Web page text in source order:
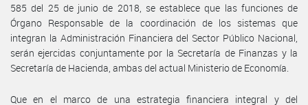
585 del 25 de junio de 2018, se establece que las funciones de
Órgano Responsable de la coordinación de los sistemas que
integran la Administración Financiera del Sector Público Nacional,
serán ejercidas conjuntamente por la Secretaría de Finanzas y la
Secretaría de Hacienda, ambas del actual Ministerio de Economía.
Que en el marco de una estrategia financiera integral y del